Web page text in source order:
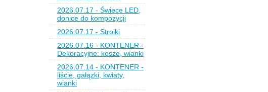
2026.07.17 - Świece LED,
donice do kompozycji
2026.07.17 - Stroiki
2026.07.16 - KONTENER -
Dekoracyjne: kosze, wianki
2026.07.14 - KONTENER -
liście, gałązki, kwiaty,
wianki